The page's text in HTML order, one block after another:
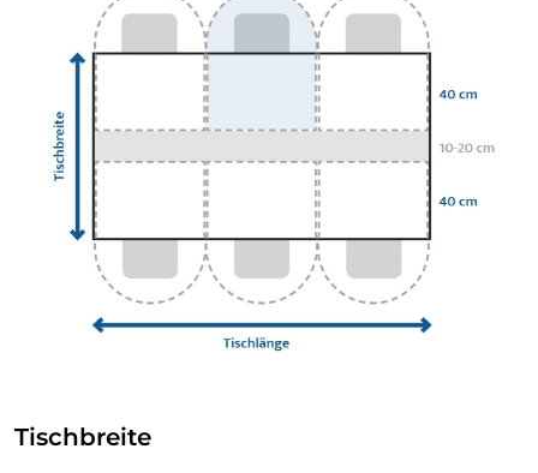
Tischbreite